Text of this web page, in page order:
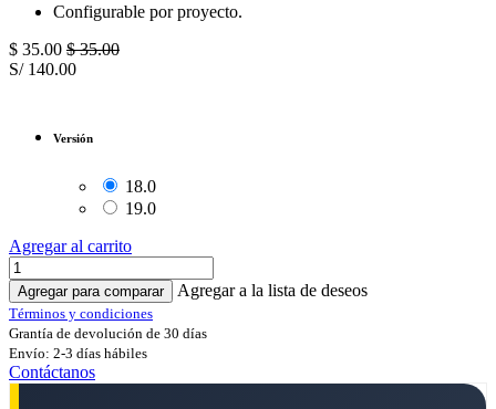
Configurable por proyecto.
$ 35.00 $35.00
S/ 140.00
Versión
18.0
19.0
Agregar al carrito
Agregar para comparar Agregar a la lista de deseos
Términos y condiciones
Grantía de devolución de 30 días
Envío: 2-3 días hábiles
Contáctanos